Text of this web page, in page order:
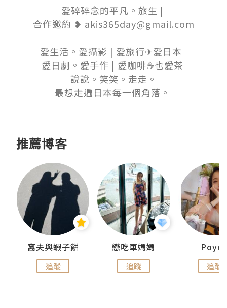
愛碎碎念的平凡。旅生 |
合作邀約 ❥ akis365day@gmail.com
愛生活。愛攝影 | 愛旅行✈愛日本
愛日劇。愛手作 | 愛咖啡☕也愛茶
說說。笑笑。走走。
最想走遍日本每一個角落。
推薦博客
窩夫與蝦子餅
追蹤
戀吃車媽媽
追蹤 追蹤